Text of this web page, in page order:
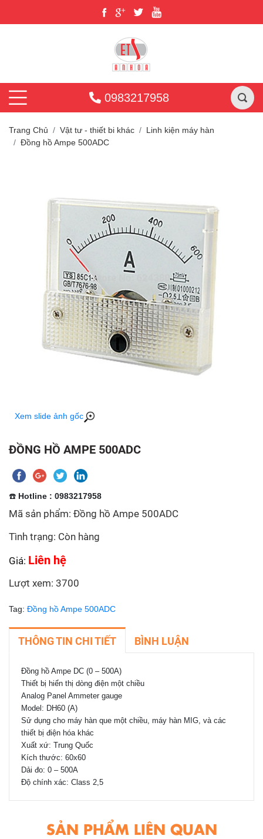
0983217958
Trang Chủ Vật tư - thiết bi khác
Linh kiện máy hàn
Đồng hồ Ampe 500ADC
Xem slide ảnh gốc
ĐỒNG HỒ AMPE 500ADC
☎️ Hotline : 0983217958
Mã sản phẩm: Đồng hồ Ampe 500ADC
Tình trạng: Còn hàng
Giá: Liên hệ
Lượt xem: 3700
Tag: Đồng hồ Ampe 500ADC
THÔNG TIN CHI TIẾT BÌNH LUẬN
Đồng hồ Ampe DC (0 – 500A)
Thiết bị hiển thị dòng điện một chiều
Analog Panel Ammeter gauge
Model: DH60 (A)
Sử dụng cho máy hàn que một chiều, máy hàn MIG, và các
thiết bị điện hóa khác
Xuất xứ: Trung Quốc
Kích thước: 60x60
Dải đo: 0 – 500A
Độ chính xác: Class 2,5
SẢN PHẨM LIÊN QUAN